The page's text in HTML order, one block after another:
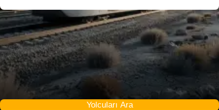
Yolcuları Ara